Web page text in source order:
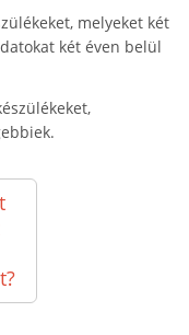
melyeket két
két éven belül